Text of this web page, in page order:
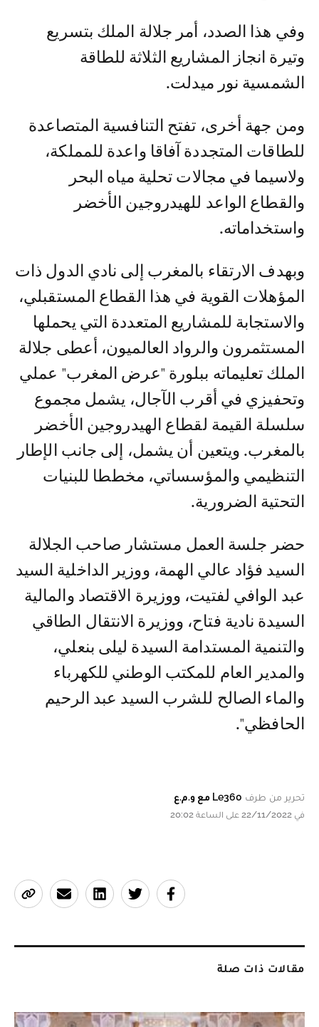
وفي هذا الصدد، أمر جلالة الملك بتسريع
وتيرة انجاز المشاريع الثلاثة للطاقة
الشمسية نور ميدلت.
ومن جهة أخرى، تفتح التنافسية المتصاعدة
للطاقات المتجددة آفاقا واعدة للمملكة،
ولاسيما في مجالات تحلية مياه البحر
والقطاع الواعد للهيدروجين الأخضر
واستخداماته.
وبهدف الارتقاء بالمغرب إلى نادي الدول ذات
المؤهلات القوية في هذا القطاع المستقبلي،
والاستجابة للمشاريع المتعددة التي يحملها
المستثمرون والرواد العالميون، أعطى جلالة
الملك تعليماته ببلورة "عرض المغرب" عملي
وتحفيزي في أقرب الآجال، يشمل مجموع
سلسلة القيمة لقطاع الهيدروجين الأخضر
بالمغرب. ويتعين أن يشمل، إلى جانب الإطار
التنظيمي والمؤسساتي، مخططا للبنيات
التحتية الضرورية.
حضر جلسة العمل مستشار صاحب الجلالة
السيد فؤاد عالي الهمة، ووزير الداخلية السيد
عبد الوافي لفتيت، ووزيرة الاقتصاد والمالية
السيدة نادية فتاح، ووزيرة الانتقال الطاقي
والتنمية المستدامة السيدة ليلى بنعلي،
والمدير العام للمكتب الوطني للكهرباء
والماء الصالح للشرب السيد عبد الرحيم
الحافظي".
تحرير من طرف Le360 مع و.م.ع
في 22/11/2022 على الساعة 20:02
مقالات ذات صلة